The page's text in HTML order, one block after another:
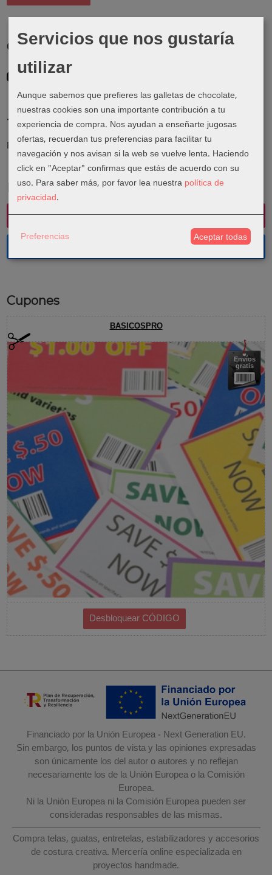
Costes de Envío
GRATIS *
Tu Carrito (0)
El carrito de la compra está vacío
Redes Sociales
Instagram
Cupones
BASICOSPRO
Envíos
gratis
Financiado por la Unión Europea - Next Generation EU.
Sin embargo, los puntos de vista y las opiniones expresadas
son únicamente los del autor o autores y no reflejan
necesariamente los de la Unión Europea o la Comisión
Europea.
Ni la Unión Europea ni la Comisión Europea pueden ser
consideradas responsables de las mismas.
Compra telas, guatas, entretelas, estabilizadores y accesorios
de costura creativa. Mercería online especializada en
proyectos handmade.
Servicios que nos gustaría
utilizar
Aunque sabemos que prefieres las galletas de chocolate,
nuestras cookies son una importante contribución a tu
experiencia de compra. Nos ayudan a enseñarte jugosas
ofertas, recuerdan tus preferencias para facilitar tu
navegación y nos avisan si la web se vuelve lenta. Haciendo
click en "Aceptar" confirmas que estás de acuerdo con su
uso. Para saber más, por favor lea nuestra política de
privacidad.
Preferencias Aceptar todas